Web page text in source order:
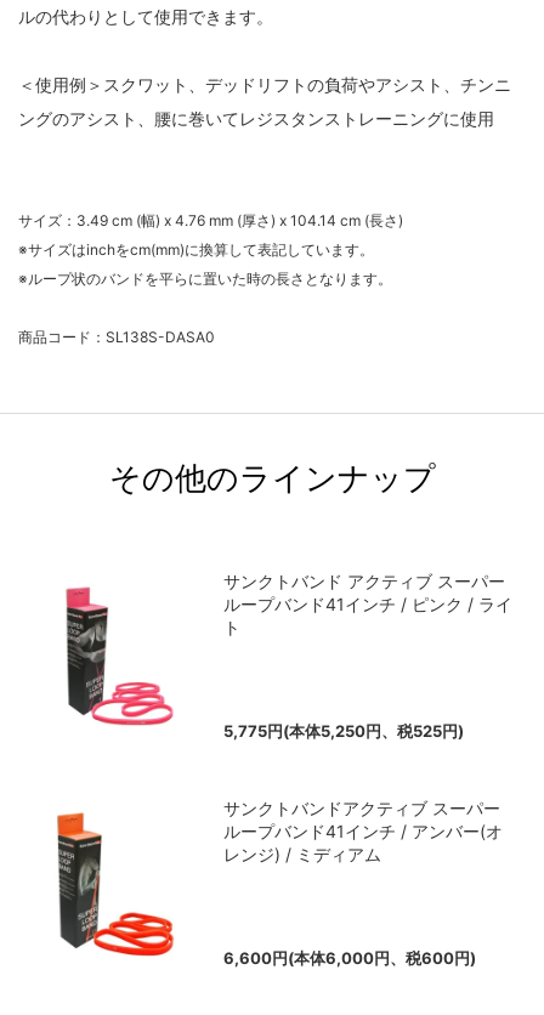
ルの代わりとして使用できます。
＜使用例＞スクワット、デッドリフトの負荷やアシスト、チンニ
ングのアシスト、腰に巻いてレジスタンストレーニングに使用
サイズ： 3.49 cm (幅) x 4.76 mm (厚さ) x 104.14 cm (長さ)
※サイズはinchをcm(mm)に換算して表記しています。
※ループ状のバンドを平らに置いた時の長さとなります。
商品コード：SL138S-DASA0
その他のラインナップ
サンクトバンド アクティブ スーパー
ループバンド41インチ / ピンク / ライ
ト
5,775円(本体5,250円、税525円)
サンクトバンドアクティブ スーパー
ループバンド41インチ / アンバー(オ
レンジ) / ミディアム
6,600円(本体6,000円、税600円)